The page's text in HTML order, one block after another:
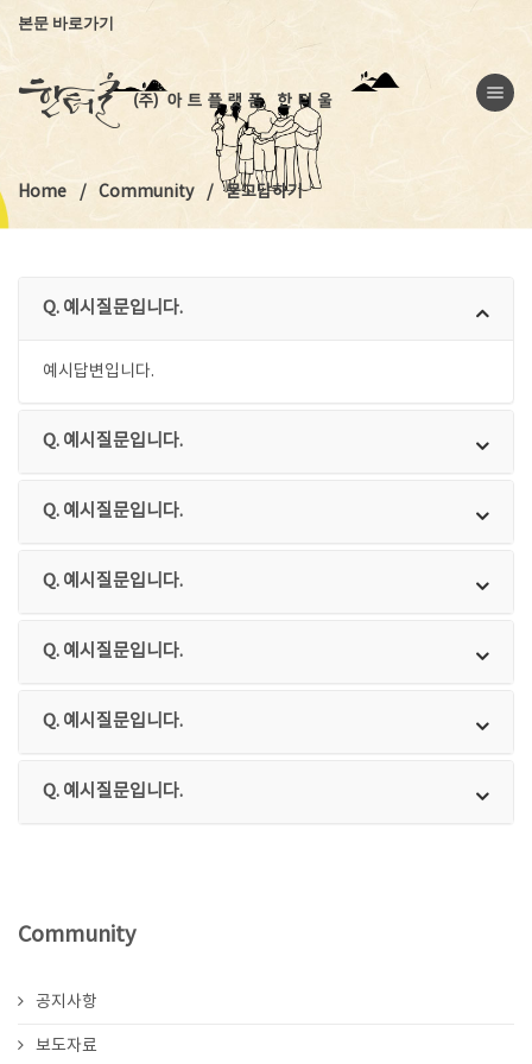
본문 바로가기
Toggle
Home Community 묻고답하기
Q. 예시질문입니다.
예시답변입니다.
Q. 예시질문입니다.
Q. 예시질문입니다.
Q. 예시질문입니다.
Q. 예시질문입니다.
Q. 예시질문입니다.
Q. 예시질문입니다.
Community
공지사항
보도자료